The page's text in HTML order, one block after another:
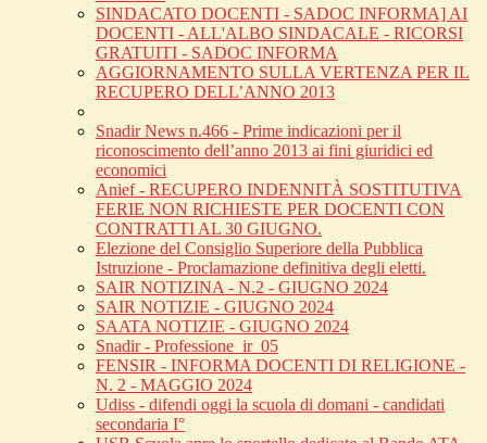
SINDACATO DOCENTI - SADOC INFORMA] AI
DOCENTI - ALL'ALBO SINDACALE - RICORSI
GRATUITI - SADOC INFORMA
AGGIORNAMENTO SULLA VERTENZA PER IL
RECUPERO DELL’ANNO 2013
Snadir News n.466 - Prime indicazioni per il
riconoscimento dell’anno 2013 ai fini giuridici ed
economici
Anief - RECUPERO INDENNITÀ SOSTITUTIVA
FERIE NON RICHIESTE PER DOCENTI CON
CONTRATTI AL 30 GIUGNO.
Elezione del Consiglio Superiore della Pubblica
Istruzione - Proclamazione definitiva degli eletti.
SAIR NOTIZINA - N.2 - GIUGNO 2024
SAIR NOTIZIE - GIUGNO 2024
SAATA NOTIZIE - GIUGNO 2024
Snadir - Professione_ir_05
FENSIR - INFORMA DOCENTI DI RELIGIONE -
N. 2 - MAGGIO 2024
Udiss - difendi oggi la scuola di domani - candidati
secondaria I°